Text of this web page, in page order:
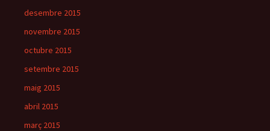
desembre 2015
novembre 2015
octubre 2015
setembre 2015
maig 2015
abril 2015
març 2015